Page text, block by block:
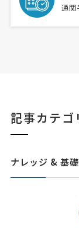
通関
記事カテゴ
ナレッジ & 基